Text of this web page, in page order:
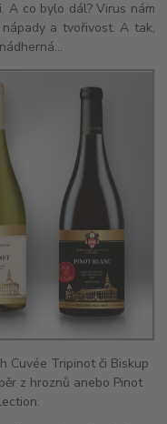
A co bylo dál? Virus nám
a tvořivost. A tak,
Cuvée Tripinot či Biskup
z hroznů anebo Pinot